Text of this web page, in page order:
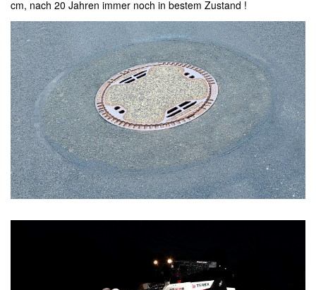
cm, nach 20 Jahren immer noch in bestem Zustand !